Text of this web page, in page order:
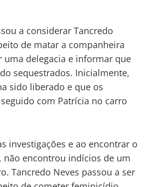
a considerar Tancredo
de matar a companheira
uma delegacia e informar que
sequestrados. Inicialmente,
sido liberado e que os
com Patrícia no carro
investigações e ao encontrar o
não encontrou indícios de um
Tancredo Neves passou a ser